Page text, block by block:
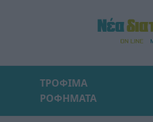
ΤΡΟΦΙΜΑ
ΡΟΦΗΜΑΤΑ